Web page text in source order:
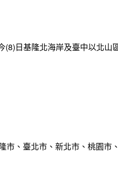
日基隆北海岸及臺中以北
、臺北市、新北市、桃園